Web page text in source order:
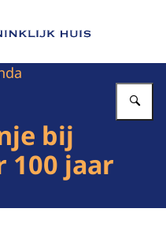
van Het Koninklijk Huis
bij
jaar